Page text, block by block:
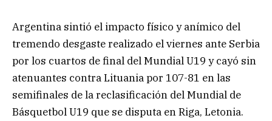
Argentina sintió el impacto físico y anímico del
tremendo desgaste realizado el viernes ante Serbia
por los cuartos de final del Mundial U19 y cayó sin
atenuantes contra Lituania por 107-81 en las
semifinales de la reclasificación del Mundial de
Básquetbol U19 que se disputa en Riga, Letonia.